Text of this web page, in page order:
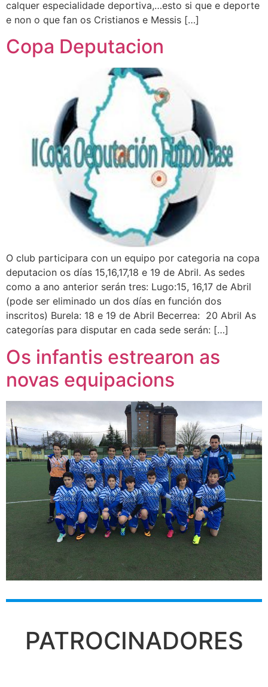
calquer especialidade deportiva,…esto si que e deporte
e non o que fan os Cristianos e Messis […]
Copa Deputacion
O club participara con un equipo por categoria na copa
deputacion os días 15,16,17,18 e 19 de Abril. As sedes
como a ano anterior serán tres: Lugo:15, 16,17 de Abril
(pode ser eliminado un dos días en función dos
inscritos) Burela: 18 e 19 de Abril Becerrea: 20 Abril As
categorías para disputar en cada sede serán: […]
Os infantis estrearon as
novas equipacions
PATROCINADORES